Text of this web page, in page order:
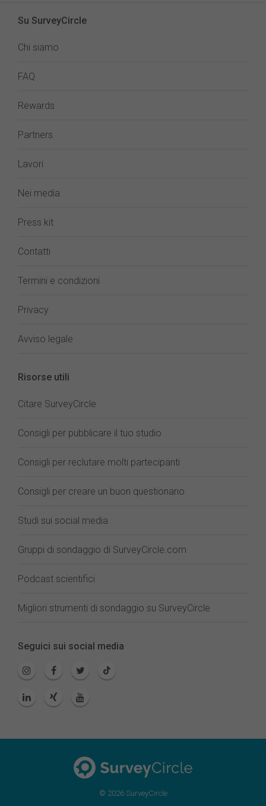
Su SurveyCircle
Chi siamo
FAQ
Rewards
Partners
Lavori
Nei media
Press kit
Contatti
Termini e condizioni
Privacy
Avviso legale
Risorse utili
Citare SurveyCircle
Consigli per pubblicare il tuo studio
Consigli per reclutare molti partecipanti
Consigli per creare un buon questionario
Studi sui social media
Gruppi di sondaggio di SurveyCircle.com
Podcast scientifici
Migliori strumenti di sondaggio su SurveyCircle
Seguici sui social media
© 2026 SurveyCircle